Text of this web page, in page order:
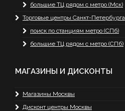
большие ТЦ рядом с метро (Мск)
Торговые центры Санкт-Петербурга
поиск по станциям метро (СПб)
большие ТЦ рядом с метро (СПб)
МАГАЗИНЫ И ДИСКОНТЫ
Магазины Москвы
Дисконт центры Москвы